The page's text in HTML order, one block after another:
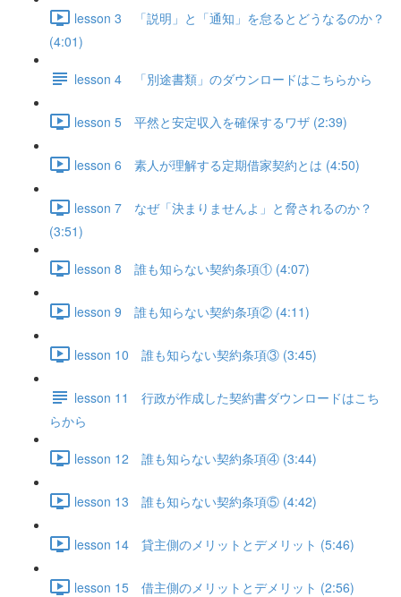
lesson 3 「説明」と「通知」を怠るとどうなるのか？
(4:01)
lesson 4 「別途書類」のダウンロードはこちらから
lesson 5 平然と安定収入を確保するワザ (2:39)
lesson 6 素人が理解する定期借家契約とは (4:50)
lesson 7 なぜ「決まりませんよ」と脅されるのか？
(3:51)
lesson 8 誰も知らない契約条項① (4:07)
lesson 9 誰も知らない契約条項② (4:11)
lesson 10 誰も知らない契約条項③ (3:45)
lesson 11 行政が作成した契約書ダウンロードはこち
らから
lesson 12 誰も知らない契約条項④ (3:44)
lesson 13 誰も知らない契約条項⑤ (4:42)
lesson 14 貸主側のメリットとデメリット (5:46)
lesson 15 借主側のメリットとデメリット (2:56)